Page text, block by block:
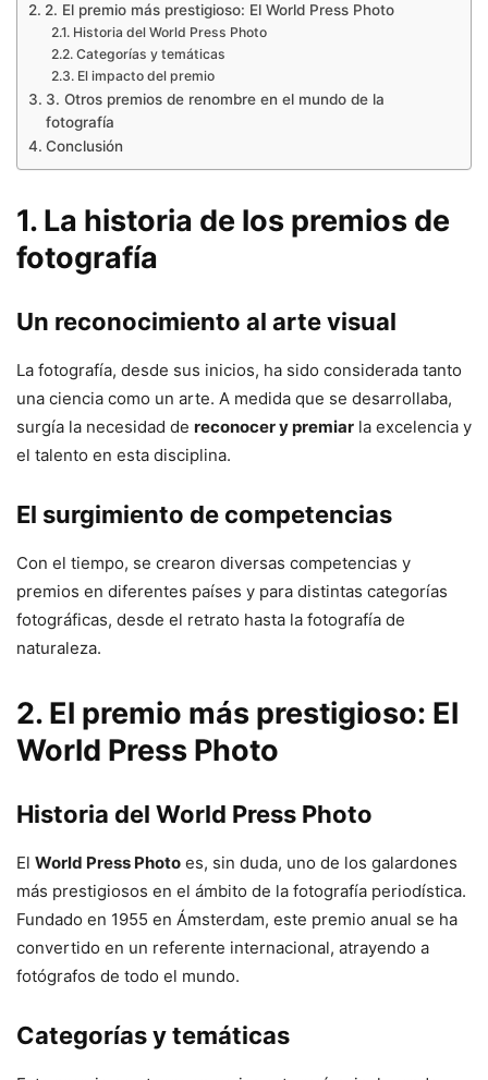
2. El premio más prestigioso: El World Press Photo
Historia del World Press Photo
Categorías y temáticas
El impacto del premio
3. Otros premios de renombre en el mundo de la
fotografía
Conclusión
1. La historia de los premios de
fotografía
Un reconocimiento al arte visual
La fotografía, desde sus inicios, ha sido considerada tanto
una ciencia como un arte. A medida que se desarrollaba,
surgía la necesidad de reconocer y premiar la excelencia y
el talento en esta disciplina.
El surgimiento de competencias
Con el tiempo, se crearon diversas competencias y
premios en diferentes países y para distintas categorías
fotográficas, desde el retrato hasta la fotografía de
naturaleza.
2. El premio más prestigioso: El
World Press Photo
Historia del World Press Photo
El World Press Photo es, sin duda, uno de los galardones
más prestigiosos en el ámbito de la fotografía periodística.
Fundado en 1955 en Ámsterdam, este premio anual se ha
convertido en un referente internacional, atrayendo a
fotógrafos de todo el mundo.
Categorías y temáticas